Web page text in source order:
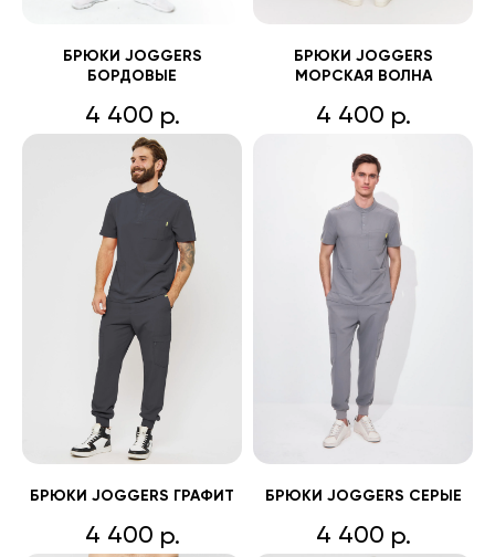
БРЮКИ JOGGERS
БОРДОВЫЕ
4 400 р.
БРЮКИ JOGGERS
МОРСКАЯ ВОЛНА
4 400 р.
БРЮКИ JOGGERS ГРАФИТ
4 400 р.
БРЮКИ JOGGERS СЕРЫЕ
4 400 р.